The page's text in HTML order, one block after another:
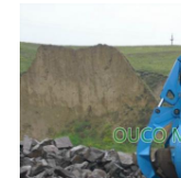
シ
ポ